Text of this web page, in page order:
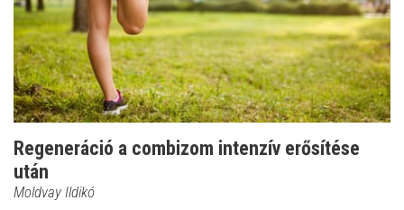
Regeneráció a combizom intenzív erősítése
után
Moldvay Ildikó